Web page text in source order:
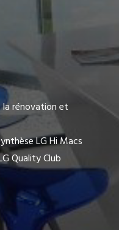
la rénovation et
LG Hi Macs
Quality Club